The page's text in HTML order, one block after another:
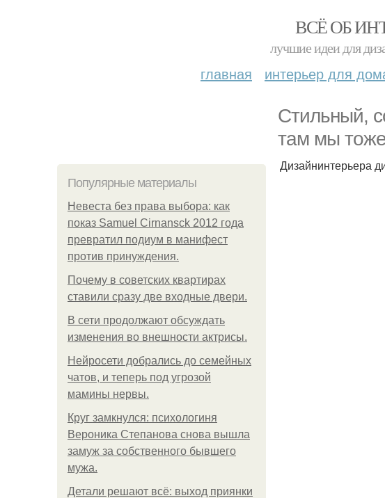
ВСЁ ОБ
лучшие идеи для
главная интерьер для
Стильный,
там мы
Популярные материалы
Невеста без права выбора: как
показ Samuel Cirnansck 2012 года
превратил подиум в манифест
против принуждения.
Почему в советских квартирах
ставили сразу две входные двери.
В сети продолжают обсуждать
изменения во внешности актрисы.
Нейросети добрались до семейных
чатов, и теперь под угрозой
мамины нервы.
Круг замкнулся: психологиня
Вероника Степанова снова вышла
замуж за собственного бывшего
мужа.
Детали решают всё: выход приянки
Дизайнинтерьера